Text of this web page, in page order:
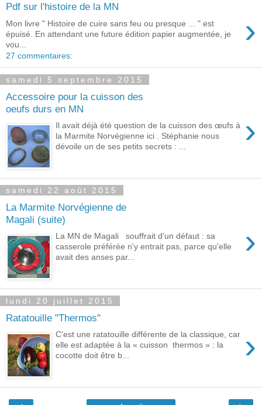
Pdf sur l'histoire de la MN
›
Mon livre " Histoire de cuire sans feu ou presque ... " est
épuisé. En attendant une future édition papier augmentée, je
vou...
27 commentaires:
samedi 5 septembre 2015
Accessoire pour la cuisson des
oeufs durs en MN
›
Il avait déjà été question de la cuisson des œufs à
la Marmite Norvégienne ici . Stéphanie nous
dévoile un de ses petits secrets : ...
samedi 22 août 2015
La Marmite Norvégienne de
Magali (suite)
›
La MN de Magali souffrait d'un défaut : sa
casserole préférée n'y entrait pas, parce qu'elle
avait des anses par...
lundi 20 juillet 2015
Ratatouille "Thermos"
›
C'est une ratatouille différente de la classique, car
elle est adaptée à la « cuisson thermos » : la
cocotte doit être b...